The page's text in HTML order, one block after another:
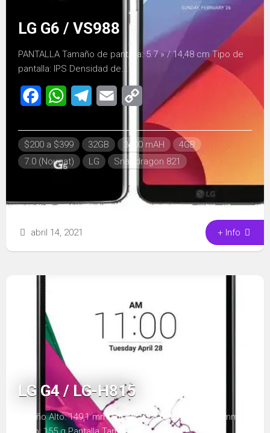
LG G6 / VS988
PANTALLA Tamaño de pantalla: 5.7 » / 14,48 cm Tipo de
pantalla: IPS Densidad de...
FacebookWhatsAppTelegramEmail
Link
$200 a $399 32GB 3400 mAH
4GB
7.0 (Nougat)
LG Snapdragon 821
abril 14, 2021 + Info
LG G4 / LG-H815
Diseño Alto: 149,1 mm Ancho: 75,3 mm Grosor: 8,9 mm